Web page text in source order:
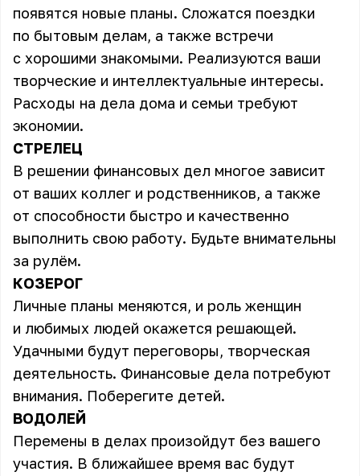
появятся новые планы. Сложатся поездки
по бытовым делам, а также встречи
с хорошими знакомыми. Реализуются ваши
творческие и интеллектуальные интересы.
Расходы на дела дома и семьи требуют
экономии.
СТРЕЛЕЦ
В решении финансовых дел многое зависит
от ваших коллег и родственников, а также
от способности быстро и качественно
выполнить свою работу. Будьте внимательны
за рулём.
КОЗЕРОГ
Личные планы меняются, и роль женщин
и любимых людей окажется решающей.
Удачными будут переговоры, творческая
деятельность. Финансовые дела потребуют
внимания. Поберегите детей.
ВОДОЛЕЙ
Перемены в делах произойдут без вашего
участия. В ближайшее время вас будут